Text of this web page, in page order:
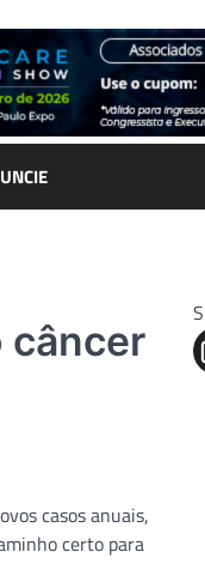
câncer
casos anuais,
certo para